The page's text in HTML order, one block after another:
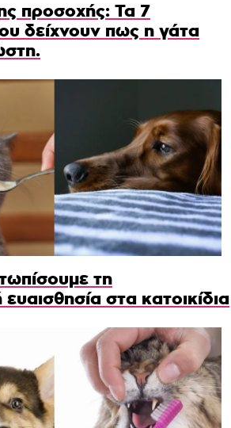
προσοχής: Τα 7
δείχνουν πως η γάτα
τη
στα κατοικίδια